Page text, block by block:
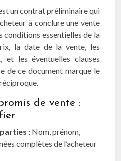
un contrat préliminaire qui
à conclure une vente
essentielles de la
la date de la vente, les
et les éventuelles clauses
de ce document marque le
de vente :
: Nom, prénom,
complètes de l’acheteur